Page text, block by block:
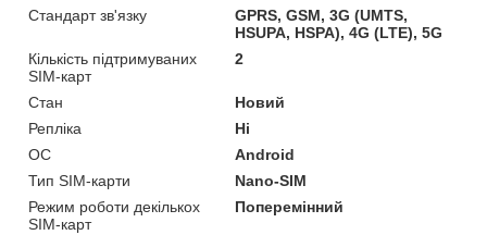
Стандарт зв'язку
GPRS, GSM, 3G (UMTS,
HSUPA, HSPA), 4G (LTE), 5G
Кількість підтримуваних
SIM-карт
2
Стан
Новий
Репліка
Ні
ОС
Android
Тип SIM-карти
Nano-SIM
Режим роботи декількох
SIM-карт
Поперемінний